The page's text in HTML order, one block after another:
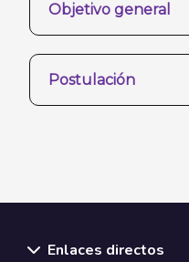
Objetivo general
Postulación
Enlaces directos